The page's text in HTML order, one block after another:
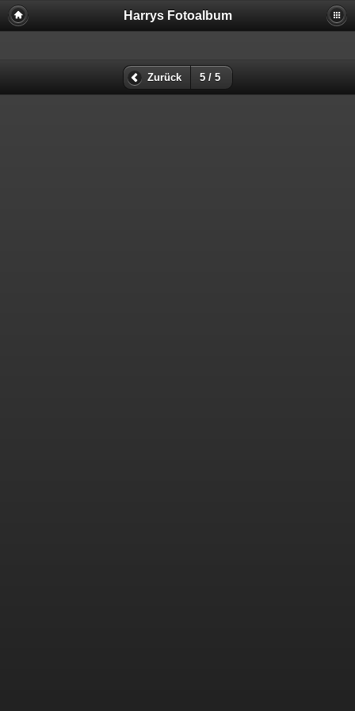
Harrys Fotoalbum
Zurück 5 / 5